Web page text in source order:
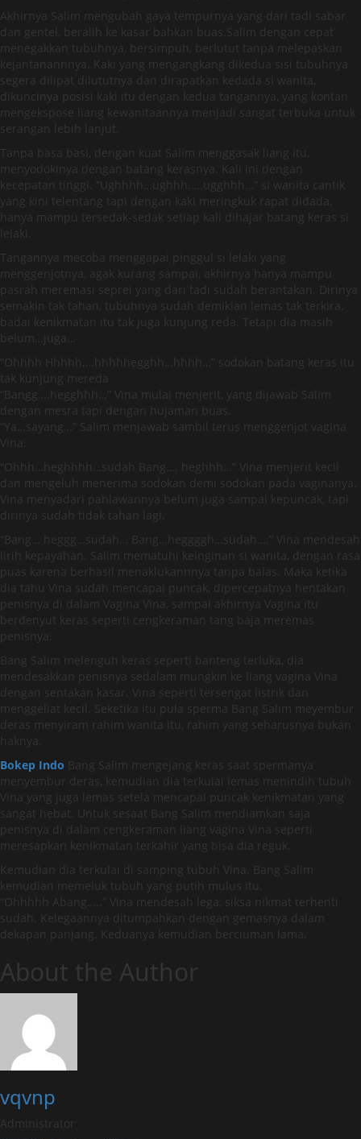
Akhirnya Salim mengubah gaya tempurnya yang dari tadi sabar
dan gentel, beralih ke kasar bahkan buas.Salim dengan cepat
menegakkan tubuhnya, bersimpuh, berlutut tanpa melepaskan
kejantanannnya. Kaki yang mengangkang dikedua sisi tubuhnya
segera dilipat dilututnya dan dirapatkan kedada si wanita,
dikuncinya posisi kaki itu dengan kedua tangannya, yang kontan
mengekspose liang kewanitaannya menjadi sangat terbuka untuk
serangan lebih lanjut.
Tanpa basa basi, dengan kuat Salim menggasak liang itu,
menyodokinya dengan batang kerasnya. Kali ini dengan
kecepatan tinggi. “Ughhhh…ughhh…..ugghhh…” si wanita cantik
yang kini telentang tapi dengan kaki meringkuk rapat didada,
hanya mampu tersedak-sedak setiap kali dihajar batang keras si
lelaki.
Tangannya mecoba menggapai pinggul si lelaki yang
menggenjotnya, agak kurang sampai, akhirnya hanya mampu
pasrah meremasi seprei yang dari tadi sudah berantakan. Dirinya
semakin tak tahan, tubuhnya sudah demikian lemas tak terkira,
badai kenikmatan itu tak juga kunjung reda. Tetapi dia masih
belum…juga…
“Ohhhh Hhhhh….hhhhhegghh…hhhh…” sodokan batang keras itu
tak kunjung mereda
“Bangg….hegghhh…” Vina mulai menjerit, yang dijawab Salim
dengan mesra tapi dengan hujaman buas.
“Ya…sayang…” Salim menjawab sambil terus menggenjot vagina
Vina.
“Ohhh…heghhhh…sudah Bang…. heghhh…” Vina menjerit kecil
dan mengeluh menerima sodokan demi sodokan pada vaginanya.
Vina menyadari pahlawannya belum juga sampai kepuncak, tapi
dirinya sudah tidak tahan lagi.
“Bang… heggg…sudah… Bang…heggggh…sudah….” Vina mendesah
lirih kepayahan. Salim mematuhi keinginan si wanita, dengan rasa
puas karena berhasil menaklukannnya tanpa balas. Maka ketika
dia tahu Vina sudah mencapai puncak, dipercepatnya hentakan
penisnya di dalam Vagina Vina, sampai akhirnya Vagina itu
berdenyut keras seperti cengkeraman tang baja meremas
penisnya.
Bang Salim melenguh keras seperti banteng terluka, dia
mendesakkan penisnya sedalam mungkin ke liang vagina Vina
dengan sentakan kasar. Vina seperti tersengat listrik dan
menggeliat kecil. Seketika itu pula sperma Bang Salim meyembur
deras menyiram rahim wanita itu, rahim yang seharusnya bukan
haknya.
Bokep Indo Bang Salim mengejang keras saat spermanya
menyembur deras, kemudian dia terkulai lemas menindih tubuh
Vina yang juga lemas setela mencapai puncak kenikmatan yang
sangat hebat. Untuk sesaat Bang Salim mendiamkan saja
penisnya di dalam cengkeraman liang vagina Vina seperti
meresapkan kenikmatan terkahir yang bisa dia reguk.
Kemudian dia terkulai di samping tubuh Vina. Bang Salim
kemudian memeluk tubuh yang putih mulus itu.
“Ohhhhh Abang…..” Vina mendesah lega, siksa nikmat terhenti
sudah. Kelegaannya ditumpahkan dengan gemasnya dalam
dekapan panjang. Keduanya kemudian berciuman lama.
About the Author
vqvnp
Administrator